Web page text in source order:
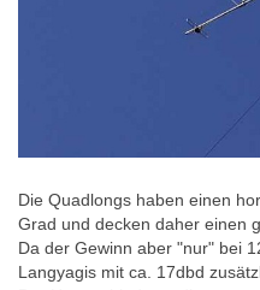
Die Quadlongs haben einen
Grad und decken daher einen
Da der Gewinn aber "nur" bei
Langyagis mit ca. 17dbd